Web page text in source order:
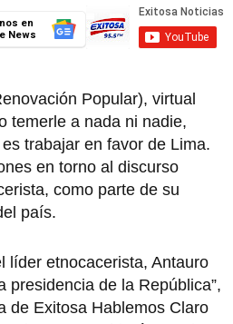
en
News
Popular), virtual
temerle a nada ni nadie,
trabajar en favor de Lima.
en torno al discurso
como parte de su
país.
líder etnocacerista, Antauro
presidencia de la República”,
de Exitosa Hablemos Claro